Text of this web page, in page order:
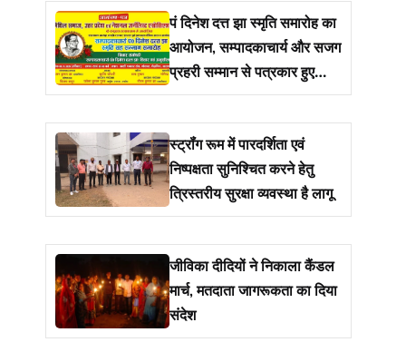
पं दिनेश दत्त झा स्मृति समारोह का
आयोजन, सम्पादकाचार्य और सजग
प्रहरी सम्मान से पत्रकार हुए
सम्मानित
स्ट्रॉंग रूम में पारदर्शिता एवं
निष्पक्षता सुनिश्चित करने हेतु
त्रिस्तरीय सुरक्षा व्यवस्था है लागू
जीविका दीदियों ने निकाला कैंडल
मार्च, मतदाता जागरूकता का दिया
संदेश